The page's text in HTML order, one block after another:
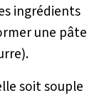
ingrédients
une pâte
soit souple